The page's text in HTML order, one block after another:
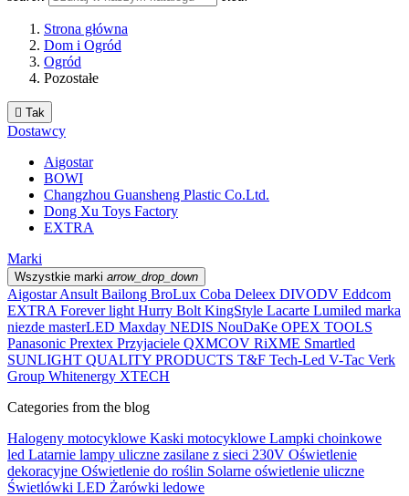
Strona główna
Dom i Ogród
Ogród
Pozostałe
 Tak
Dostawcy
Aigostar
BOWI
Changzhou Guansheng Plastic Co.Ltd.
Dong Xu Toys Factory
EXTRA
Marki
Wszystkie marki arrow_drop_down
AigostarAnsult Bailong BroLux Coba Deleex DIVODV Eddcom
EXTRA Forever light Hurry Bolt KingStyle Lacarte Lumiled marka
niezde masterLED Maxday NEDIS NouDaKe OPEX TOOLS
Panasonic Prextex Przyjaciele QXMCOV RiXME Smartled
SUNLIGHT QUALITY PRODUCTS T&F Tech-Led V-Tac Verk
Group Whitenergy XTECH
Categories from the blog
Halogeny motocyklowe Kaski motocyklowe Lampki choinkowe
led Latarnie lampy uliczne zasilane z sieci 230V Oświetlenie
dekoracyjne Oświetlenie do roślin Solarne oświetlenie uliczne
Świetlówki LED Żarówki ledowe